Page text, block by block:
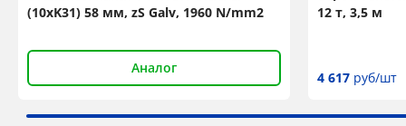
(10xK31) 58 мм, zS Galv, 1960 N/mm2
Аналог
12 т, 3,5 м
4 617 руб/шт